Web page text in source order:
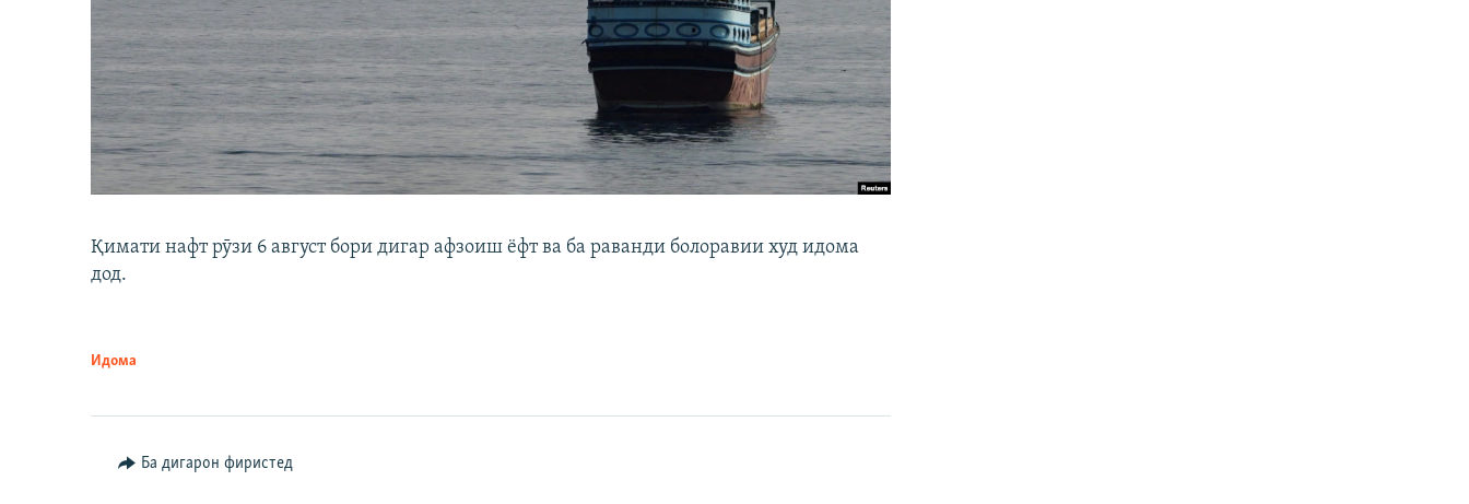
Қимати нафт рӯзи 6 август бори дигар афзоиш ёфт ва ба раванди болоравии худ идома
дод.
Идома
Ба дигарон фиристед